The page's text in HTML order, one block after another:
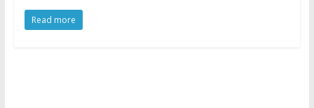
Read more